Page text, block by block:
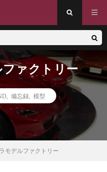
ァクトリー
備忘録 模型
モデルファクトリー